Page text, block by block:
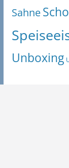
Sahne
Unboxing